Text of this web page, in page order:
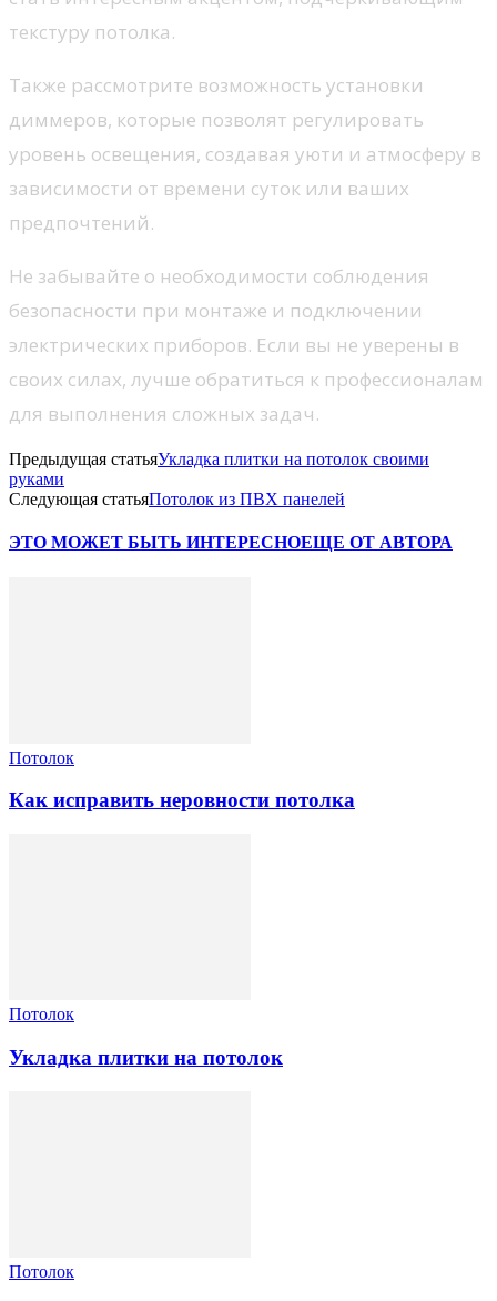
текстуру потолка.
Также рассмотрите возможность установки
диммеров, которые позволят регулировать
уровень освещения, создавая уюти и атмосферу в
зависимости от времени суток или ваших
предпочтений.
Не забывайте о необходимости соблюдения
безопасности при монтаже и подключении
электрических приборов. Если вы не уверены в
своих силах, лучше обратиться к профессионалам
для выполнения сложных задач.
Предыдущая статьяУкладка плитки на потолок своими
руками
Следующая статьяПотолок из ПВХ панелей
ЭТО МОЖЕТ БЫТЬ ИНТЕРЕСНОЕЩЕ ОТ АВТОРА
Потолок
Как исправить неровности потолка
Потолок
Укладка плитки на потолок
Потолок